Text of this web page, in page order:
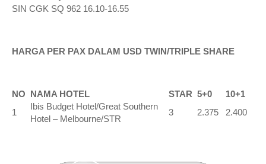
SIN CGK SQ 962 16.10-16.55
HARGA PER PAX DALAM USD TWIN/TRIPLE SHARE
NO NAMA HOTEL STAR 5+0
10+1
1
Ibis Budget Hotel/Great Southern
Hotel – Melbourne/STR
3 2.375 2.400